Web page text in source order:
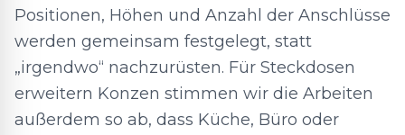
Positionen, Höhen und Anzahl der Anschlüsse
werden gemeinsam festgelegt, statt
„irgendwo“ nachzurüsten. Für Steckdosen
erweitern Konzen stimmen wir die Arbeiten
außerdem so ab, dass Küche, Büro oder